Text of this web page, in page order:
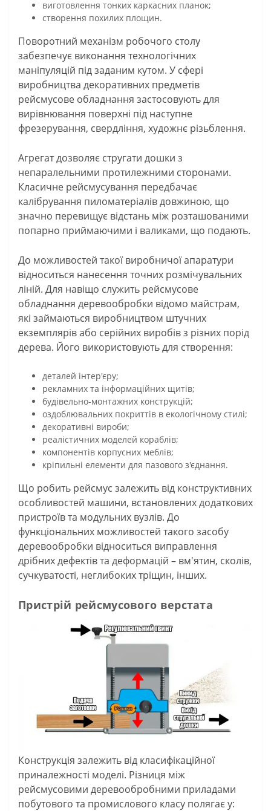
виготовлення тонких каркасних планок;
створення похилих площин.
Поворотний механізм робочого столу
забезпечує виконання технологічних
маніпуляцій під заданим кутом. У сфері
виробництва декоративних предметів
рейсмусове обладнання застосовують для
вирівнювання поверхні під наступне
фрезерування, свердління, художнє різьблення.
Агрегат дозволяє стругати дошки з
непаралельними протилежними сторонами.
Класичне рейсмусування передбачає
калібрування пиломатеріалів довжиною, що
значно перевищує відстань між розташованими
попарно приймаючими і валиками, що подають.
До можливостей такої виробничої апаратури
відноситься нанесення точних розмічувальних
ліній. Для навіщо служить рейсмусове
обладнання деревообробки відомо майстрам,
які займаються виробництвом штучних
екземплярів або серійних виробів з різних порід
дерева. Його використовують для створення:
деталей інтер'єру;
рекламних та інформаційних щитів;
будівельно-монтажних конструкцій;
оздоблювальних покриттів в екологічному стилі;
декоративні вироби;
реалістичних моделей кораблів;
компонентів корпусних меблів;
кріпильні елементи для пазового з'єднання.
Що робить рейсмус залежить від конструктивних
особливостей машини, встановлених додаткових
пристроїв та модульних вузлів. До
функціональних можливостей такого засобу
деревообробки відноситься виправлення
дрібних дефектів та деформацій – вм'ятин, сколів,
сучкуватості, неглибоких тріщин, інших.
Пристрій рейсмусового верстата
Конструкція залежить від класифікаційної
приналежності моделі. Різниця між
рейсмусовими деревообробними приладами
побутового та промислового класу полягає у: